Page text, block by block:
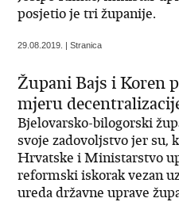
posjetio je tri županije.
29.08.2019. | Stranica
Župani Bajs i Koren
mjeru
Bjelovarsko-bilogorski
svoje zadovoljstvo jer su,
Hrvatske i Ministarstvo
reformski iskorak vezan
ureda državne uprave